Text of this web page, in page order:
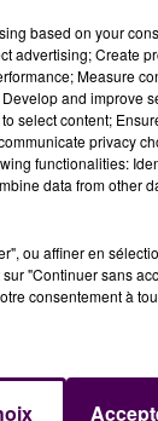
d'accéder à
Basket a
devaient
l'ont fait :
Chamond.
formalité.
based on your
advertising; Create
Measure
and improve
select content;
privacy
functionalities:
data from other
ou affiner en
"Continuer sans
consentement à